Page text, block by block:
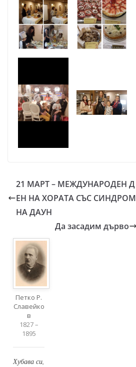
21 МАРТ – МЕЖДУНАРОДЕН Д
ЕН НА ХОРАТА СЪС СИНДРОМ
НА ДАУН
Да засадим дърво
Петко Р.
Славейко
в
1827 –
1895
Хубава си,